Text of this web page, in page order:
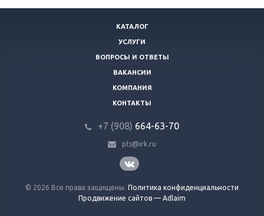
КАТАЛОГ
УСЛУГИ
ВОПРОСЫ И ОТВЕТЫ
ВАКАНСИИ
КОМПАНИЯ
КОНТАКТЫ
+7 (908) 664-63-70
pts@irk.ru
© 2026 Все права защищены. Политика конфиденциальности
Продвижение сайтов — Adlaim